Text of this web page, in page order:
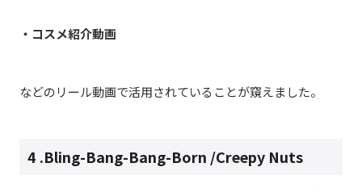
・コスメ紹介動画
などのリール動画で活用されていることが窺えました。
4 .Bling-Bang-Bang-Born /Creepy Nuts